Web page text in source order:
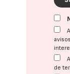
de